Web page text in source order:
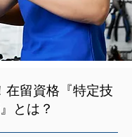
在留資格『特定技
とは？